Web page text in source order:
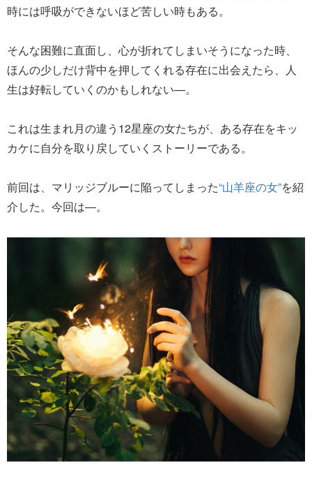
時には呼吸ができないほど苦しい時もある。
そんな困難に直面し、心が折れてしまいそうになった時、
ほんの少しだけ背中を押してくれる存在に出会えたら、人
生は好転していくのかもしれない—。
これは生まれ月の違う12星座の女たちが、ある存在をキッ
カケに自分を取り戻していくストーリーである。
前回は、マリッジブルーに陥ってしまった“山羊座の女”を紹
介した。今回は―。